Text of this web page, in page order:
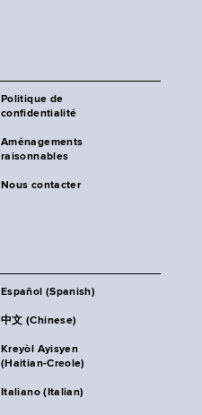
Politique de
confidentialité
Aménagements
raisonnables
Nous contacter
Español (Spanish)
中文 (Chinese)
Kreyòl Ayisyen
(Haitian-Creole)
Italiano (Italian)